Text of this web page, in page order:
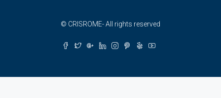
© CRISROME- All rights reserved